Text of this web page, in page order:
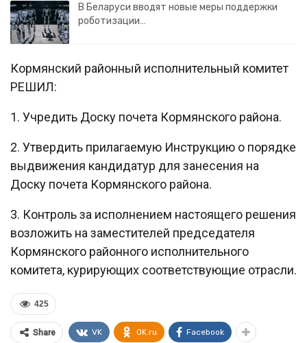
В Беларуси вводят новые меры поддержки
роботизации…
Кормянский районный исполнительный комитет
РЕШИЛ:
1. Учредить Доску почета Кормянского района.
2. Утвердить прилагаемую Инструкцию о порядке
выдвижения кандидатур для занесения на
Доску почета Кормянского района.
3. Контроль за исполнением настоящего решения
возложить на заместителей председателя
Кормянского районного исполнительного
комитета, курирующих соответствующие отрасли.
425
Share VK OK.ru Facebook